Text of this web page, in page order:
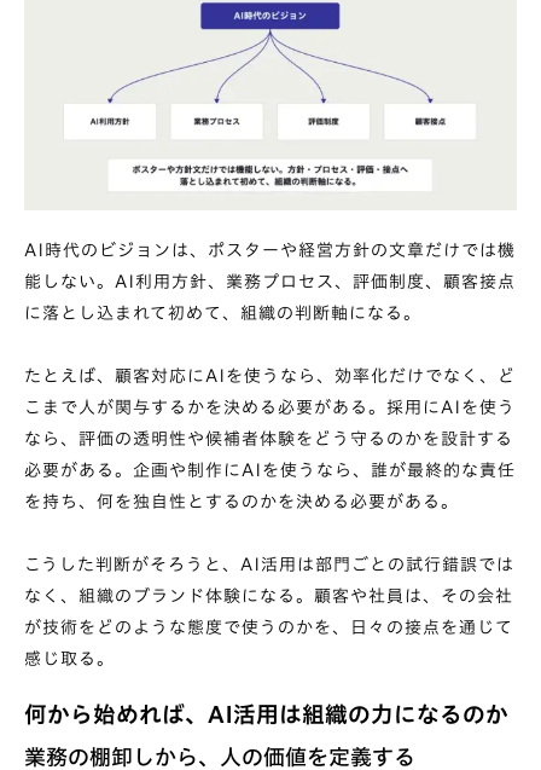
AI時代のビジョンは、ポスターや経営方針の文章だけでは機
能しない。AI利用方針、業務プロセス、評価制度、顧客接点
に落とし込まれて初めて、組織の判断軸になる。
たとえば、顧客対応にAIを使うなら、効率化だけでなく、ど
こまで人が関与するかを決める必要がある。採用にAIを使う
なら、評価の透明性や候補者体験をどう守るのかを設計する
必要がある。企画や制作にAIを使うなら、誰が最終的な責任
を持ち、何を独自性とするのかを決める必要がある。
こうした判断がそろうと、AI活用は部門ごとの試行錯誤では
なく、組織のブランド体験になる。顧客や社員は、その会社
が技術をどのような態度で使うのかを、日々の接点を通じて
感じ取る。
何から始めれば、AI活用は組織の力になるのか
業務の棚卸しから、人の価値を定義する